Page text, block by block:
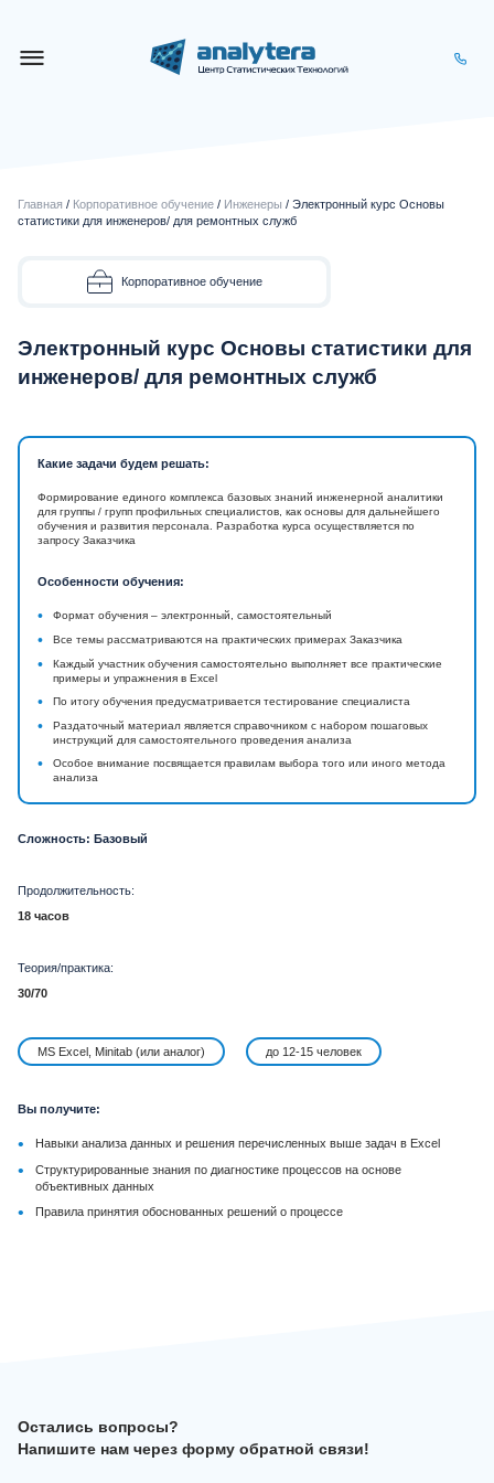
Главная / Корпоративное обучение / Инженеры / Электронный курс Основы
статистики для инженеров/ для ремонтных служб
Корпоративное обучение
Электронный курс Основы статистики для
инженеров/ для ремонтных служб
Какие задачи будем решать:
Формирование единого комплекса базовых знаний инженерной аналитики
для группы / групп профильных специалистов, как основы для дальнейшего
обучения и развития персонала. Разработка курса осуществляется по
запросу Заказчика
Особенности обучения:
• Формат обучения – электронный, самостоятельный
• Все темы рассматриваются на практических примерах Заказчика
•
Каждый участник обучения самостоятельно выполняет все практические
примеры и упражнения в Excel
• По итогу обучения предусматривается тестирование специалиста
•
Раздаточный материал является справочником с набором пошаговых
инструкций для самостоятельного проведения анализа
•
Особое внимание посвящается правилам выбора того или иного метода
анализа
Сложность: Базовый
Продолжительность:
18 часов
Теория/практика:
30/70
MS Excel, Minitab (или аналог) до 12-15 человек
Вы получите:
• Навыки анализа данных и решения перечисленных выше задач в Excel
•
Структурированные знания по диагностике процессов на основе
объективных данных
• Правила принятия обоснованных решений о процессе
Остались вопросы?
Напишите нам через форму обратной связи!